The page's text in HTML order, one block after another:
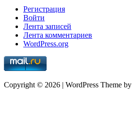
Регистрация
Войти
Лента записей
Лента комментариев
WordPress.org
Copyright © 2026 | WordPress Theme by